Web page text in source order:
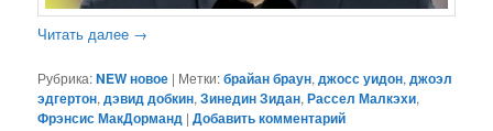
Читать далее →
Рубрика:NEW новое | Метки:брайан браун,джосс уидон,джоэл
эдгертон,дэвид добкин,Зинедин Зидан,Рассел Малкэхи,
Фрэнсис МакДорманд |Добавить комментарий